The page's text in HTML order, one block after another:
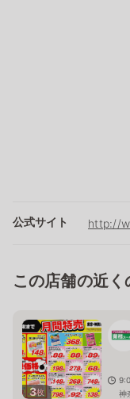
公式サイト http://
この店舗の近く
3枚
神